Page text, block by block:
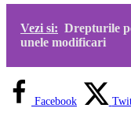
Vezi si: Drepturile
unele modificari
Facebook